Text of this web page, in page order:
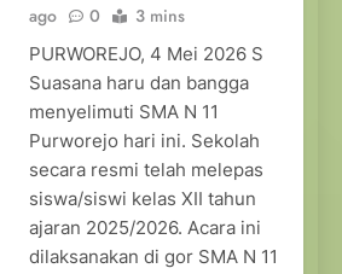
ago
0 3 mins
PURWOREJO, 4 Mei 2026 S
Suasana haru dan bangga
menyelimuti SMA N 11
Purworejo hari ini. Sekolah
secara resmi telah melepas
siswa/siswi kelas XII tahun
ajaran 2025/2026. Acara ini
dilaksanakan di gor SMA N 11